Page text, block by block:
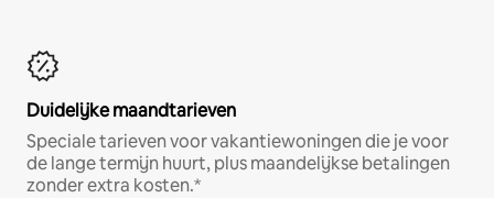
Duidelijke maandtarieven
Speciale tarieven voor vakantiewoningen die je voor
de lange termijn huurt, plus maandelijkse betalingen
zonder extra kosten.*